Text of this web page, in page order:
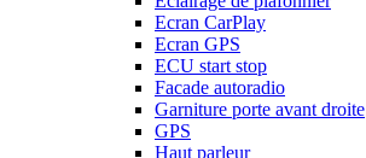
Ecran CarPlay
Ecran GPS
ECU start stop
Facade autoradio
Garniture porte avant droite
GPS
Haut parleur